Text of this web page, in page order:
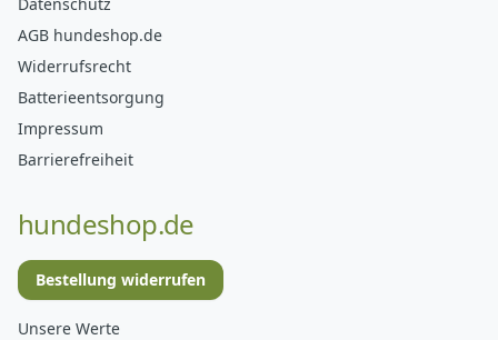
AGB hundeshop.de
Widerrufsrecht
Batterieentsorgung
Impressum
Barrierefreiheit
hundeshop.de
Bestellung widerrufen
Unsere Werte